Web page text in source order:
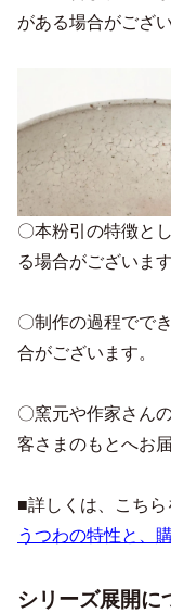
がある場合がござい
〇本粉引の特徴と
る場合がございます
〇制作の過程でで
合がございます。
〇窯元や作家さん
客さまのもとへお
■詳しくは、こちら
うつわの特性と、
シリーズ展開に